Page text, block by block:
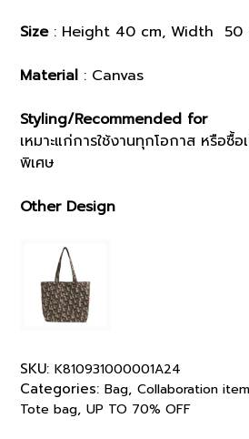
Size : Height 40 cm, Width 50
Material : Canvas
Styling/Recommended for
เหมาะแก่การใช้งานทุกโอกาส หรือซื้
พิเศษ
Other Design
SKU: K810931000001A24
Categories: Bag, Collaboration
Tote bag, UP TO 70% OFF